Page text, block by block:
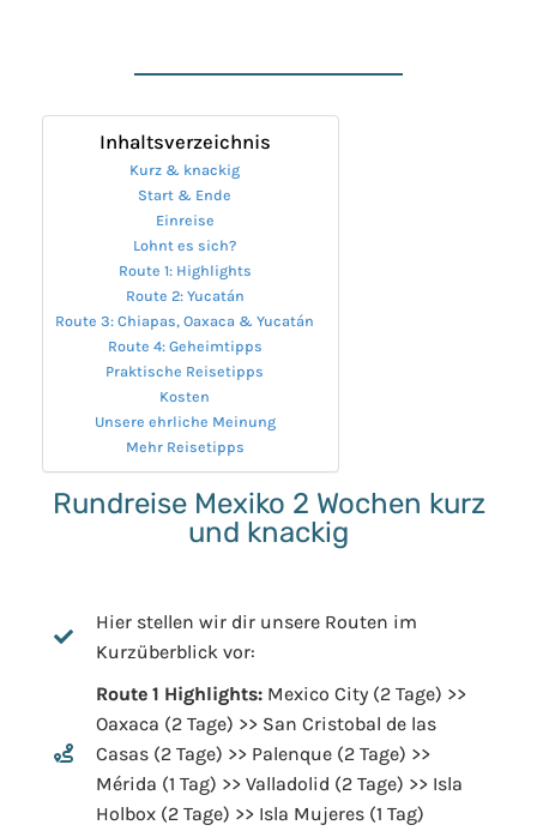
Inhaltsverzeichnis
Kurz & knackig
Start & Ende
Einreise
Lohnt es sich?
Route 1: Highlights
Route 2: Yucatán
Route 3: Chiapas, Oaxaca & Yucatán
Route 4: Geheimtipps
Praktische Reisetipps
Kosten
Unsere ehrliche Meinung
Mehr Reisetipps
Rundreise Mexiko 2 Wochen kurz
und knackig
Hier stellen wir dir unsere Routen im
Kurzüberblick vor:
Route 1 Highlights: Mexico City (2 Tage) >>
Oaxaca (2 Tage) >> San Cristobal de las
Casas (2 Tage) >> Palenque (2 Tage) >>
Mérida (1 Tag) >> Valladolid (2 Tage) >> Isla
Holbox (2 Tage) >> Isla Mujeres (1 Tag)